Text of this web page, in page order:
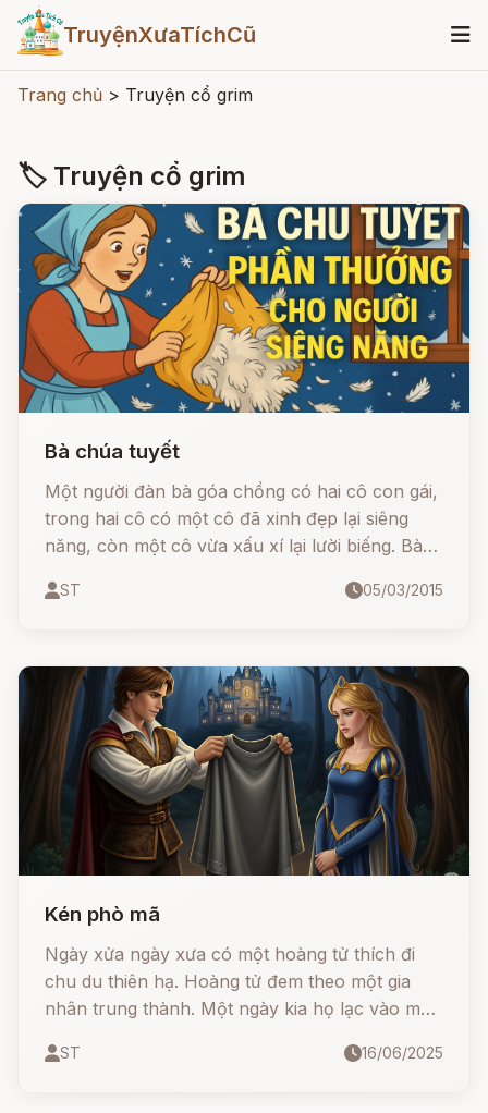
TruyệnXưaTíchCũ
Trang chủ > Truyện cổ grim
🏷 Truyện cổ grim
Bà chúa tuyết
Một người đàn bà góa chồng có hai cô con gái,
trong hai cô có một cô đã xinh đẹp lại siêng
năng, còn một cô vừa xấu xí lại lười biếng. Bà
con của bà đẻ ra. Mọi việc trong nhà cô kia
thương ấy phải ra ngồi ở con đường lớn bên
giếng mà kéo sợi, cô phải kéo nhiều đến nỗi
máu cháy rỉ ra. Có lần máu thấm đầu ống sợi,
cô cúi xuống định rửa sạch sợi nhưng tuột tay
ống sợi rơi xuống giếng. Cô khóc lóc chạy về
kể lể chuyện không may ấy cho dì ghẻ nghe. Dì
ghẻ mắng cô thậm tệ, rồi nhẫn tâm bảo cô: -
Mày đánh rơi ống sợi xuống đó thì mày phải
ST 05/03/2015
Kén phò mã
Ngày xửa ngày xưa có một hoàng tử thích đi
chu du thiên hạ. Hoàng tử đem theo một gia
nhân trung thành. Một ngày kia họ lạc vào một
vẫn không nhìn thấy một ngôi nhà nào, họ lo
ST 16/06/2025